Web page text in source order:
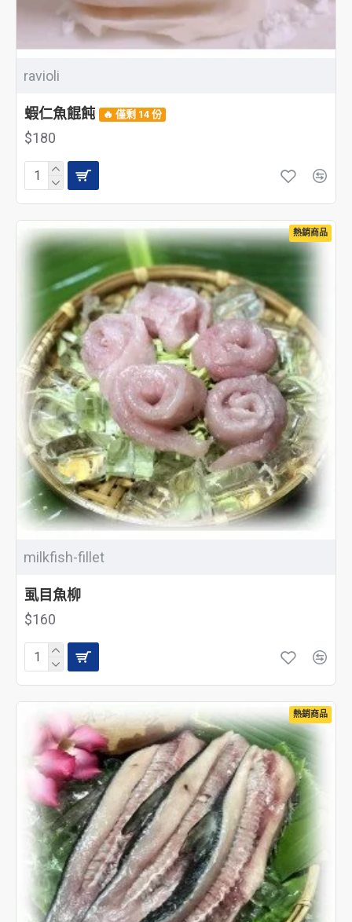
ravioli
蝦仁魚餛飩 🔥 僅剩 14 份
$180
熱銷商品
milkfish-fillet
虱目魚柳
$160
熱銷商品